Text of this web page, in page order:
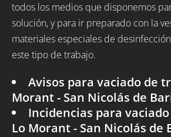
todos los medios que disponemos
solución, y para ir preparado con la
materiales especiales de
este tipo de trabajo.
Avisos para vaciado de
Morant - San Nicolás de
Incidencias para
Lo Morant - San Nicolás de